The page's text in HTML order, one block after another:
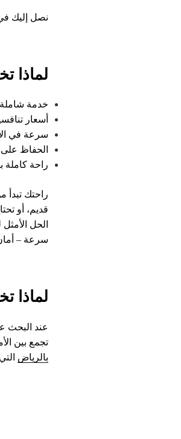
نصل إليك
لماذا
خدمة
أسعار
سرعة في
الحفاظ على
راحة
راحتك
قديم، أو
الحل
سرعة –
لماذا
عند البحث
تجمع بين
بالرياض